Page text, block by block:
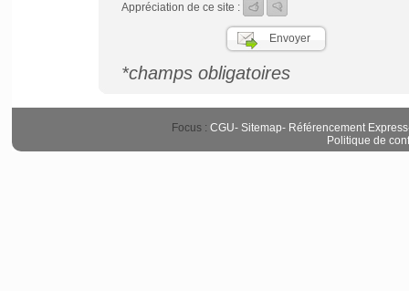
Appréciation de ce site :
*champs obligatoires
Focus : CGU- Sitemap- Référencement Express
Politique de